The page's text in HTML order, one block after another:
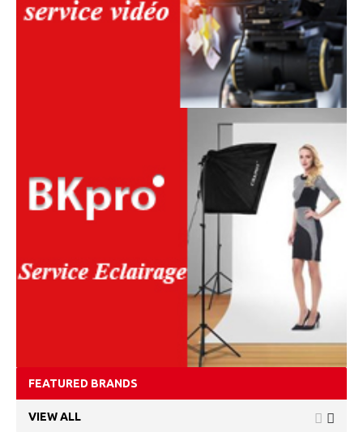
FEATURED BRANDS
VIEW ALL